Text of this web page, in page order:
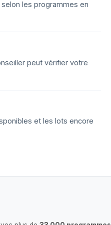
les programmes en
peut vérifier votre
et les lots encore